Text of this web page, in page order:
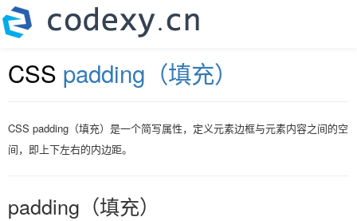
CSS padding（填充）
CSS padding（填充）是一个简写属性，定义元素边框与元素内容之间的空
间，即上下左右的内边距。
padding（填充）